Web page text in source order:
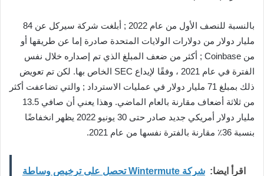
بالنسبة للنصف الأول من عام 2022 ; أبلغت شركة سيركل عن 84
مليار دولار من دولارات الولايات المتحدة صادرة إما عن طريقها أو
من Coinbase ; أكثر من ضعف المبلغ الذي تم إصداره خلال نفس
الفترة في عام 2021 ، وفقًا لإيداع SEC الخاص بها. لكن تم تعويض
ذلك بمبلغ 71 مليار دولار في عمليات الاسترداد ; والتي تضاعفت أكثر
من ثلاثة أضعاف مقارنة بالعام الماضي. وهذا يعني أن صافي 13.5
مليار دولار أمريكي جديد صادر حتى 30 يونيو 2022 يظهر انخفاضًا
بنسبة 36٪ مقارنة بالفترة نفسها من عام 2021.
اقرأ ايضا: شركة Wintermute تحصل على ترخيص وساطة